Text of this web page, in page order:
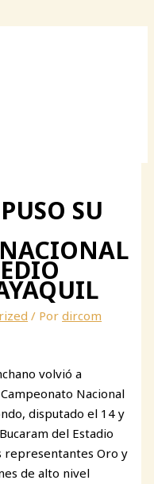
SU
/ Pordircom
volvió a
Nacional
disputado el 14 y
del Estadio
representantes Oro y
de alto nivel